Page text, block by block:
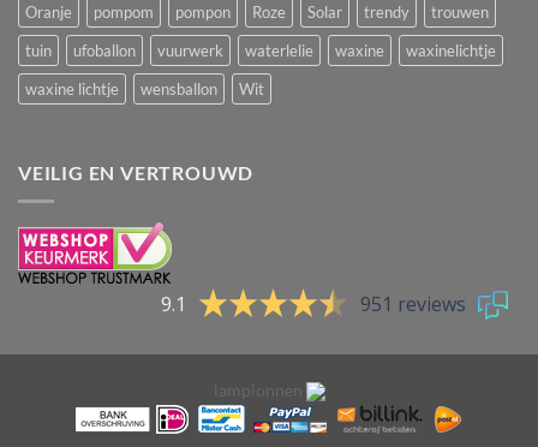
Oranje
pompom pompon Roze Solar trendy
trouwen
tuin
ufoballon vuurwerk waterlelie waxine
waxinelichtje
waxine lichtje
wensballon Wit
VEILIG EN VERTROUWD
9.1 951 reviews
lampionnen